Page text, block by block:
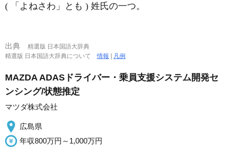
( 「よねさわ」とも ) 姓氏の一つ。
出典
精選版 日本国語大辞典
精選版 日本国語大辞典について情報 | 凡例
MAZDA ADASドライバー・乗員支援システム開発セ
ンシング/状態推定
マツダ株式会社
広島県
年収800万円～1,000万円